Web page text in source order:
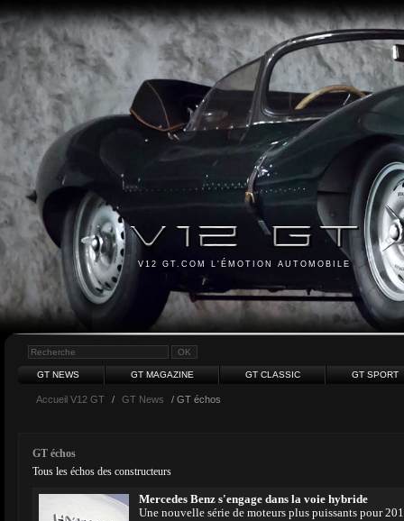
V12 GT.COM L'ÉMOTION AUTOMOBILE
GT NEWS GT MAGAZINE GT CLASSIC GT SPORT
Accueil V12 GT / GT News / GT échos
GT échos
Tous les échos des constructeurs
Mercedes Benz s'engage dans la voie hybride
Une nouvelle série de moteurs plus puissants pour